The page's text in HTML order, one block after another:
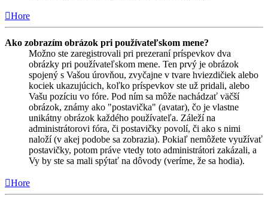
Hore
Ako zobrazím obrázok pri používateľskom mene?
Možno ste zaregistrovali pri prezeraní príspevkov dva
obrázky pri používateľskom mene. Ten prvý je obrázok
spojený s Vašou úrovňou, zvyčajne v tvare hviezdičiek alebo
kociek ukazujúcich, koľko príspevkov ste už pridali, alebo
Vašu pozíciu vo fóre. Pod ním sa môže nachádzať väčší
obrázok, známy ako "postavička" (avatar), čo je vlastne
unikátny obrázok každého používateľa. Záleží na
administrátorovi fóra, či postavičky povolí, či ako s nimi
naloží (v akej podobe sa zobrazia). Pokiaľ nemôžete využívať
postavičky, potom práve vtedy toto administrátori zakázali, a
Vy by ste sa mali spýtať na dôvody (veríme, že sa hodia).
Hore